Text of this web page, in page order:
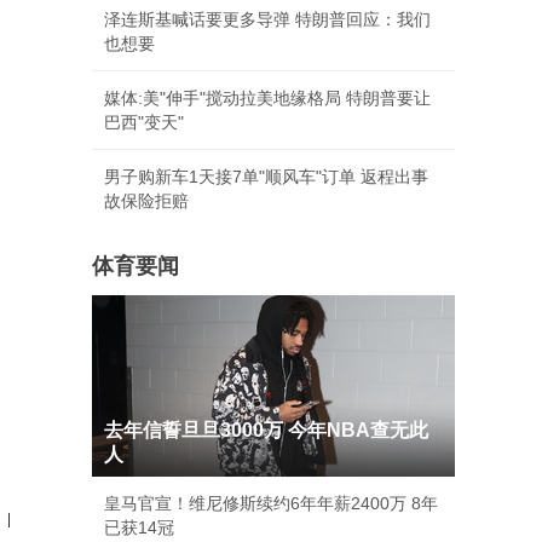
|
泽连斯基喊话要更多导弹 特朗普回应：我们
也想要
媒体:美"伸手"搅动拉美地缘格局 特朗普要让
巴西"变天"
男子购新车1天接7单"顺风车"订单 返程出事
故保险拒赔
体育要闻
去年信誓旦旦3000万 今年NBA查无此
人
皇马官宣！维尼修斯续约6年年薪2400万 8年
已获14冠